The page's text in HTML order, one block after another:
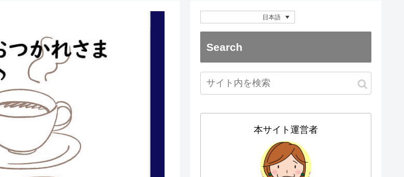
日本語
Search
本サイト運営者